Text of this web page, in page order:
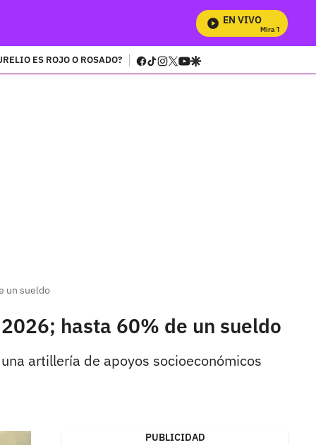
EN VIVO
Mira Todos
ES ROJO O ROSADO? facebook
tiktok
instagram
twitter
youtube
google
un sueldo
hasta 60% de un sueldo
artillería de apoyos socioeconómicos
PUBLICIDAD